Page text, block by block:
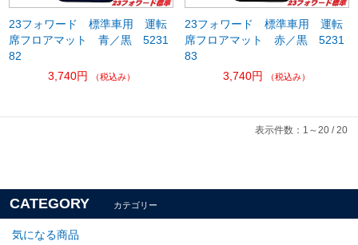
23フォワード 標準車用 運転
席フロアマット 青／黒 5231
82
3,740円
（税込み）
23フォワード 標準車用 運転
席フロアマット 赤／黒 5231
83
3,740円
（税込み）
表示件数：1～20 / 20
CATEGORY カテゴリー
気になる商品